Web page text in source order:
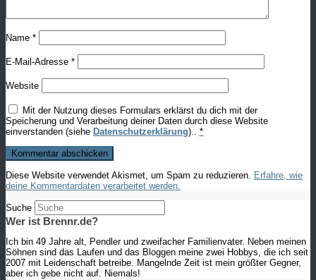
Name *
E-Mail-Adresse *
Website
Mit der Nutzung dieses Formulars erklärst du dich mit der
Speicherung und Verarbeitung deiner Daten durch diese Website
einverstanden (siehe Datenschutzerklärung).. *
Diese Website verwendet Akismet, um Spam zu reduzieren. Erfahre, wie
deine Kommentardaten verarbeitet werden.
Suche
Wer ist Brennr.de?
Ich bin 49 Jahre alt, Pendler und zweifacher Familienvater. Neben meinen
Söhnen sind das Laufen und das Bloggen meine zwei Hobbys, die ich seit
2007 mit Leidenschaft betreibe. Mangelnde Zeit ist mein größter Gegner,
aber ich gebe nicht auf. Niemals!